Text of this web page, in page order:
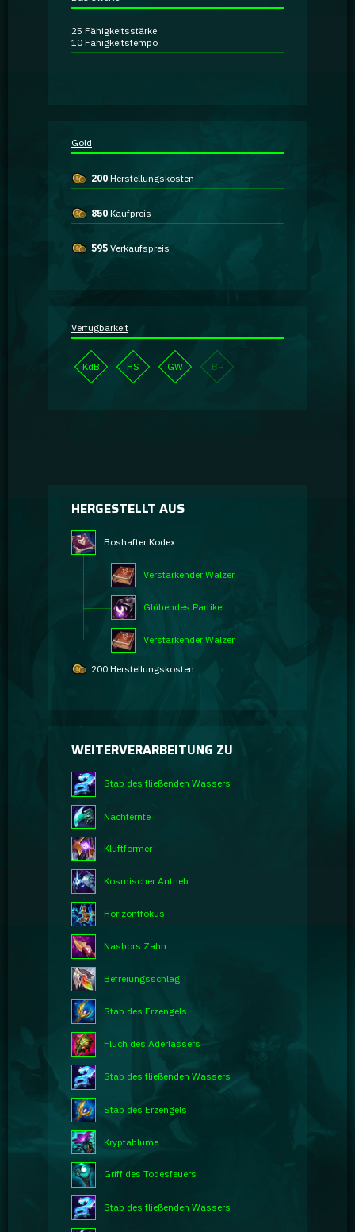
25 Fähigkeitsstärke
10 Fähigkeitstempo
Gold
200 Herstellungskosten
850 Kaufpreis
595 Verkaufspreis
Verfügbarkeit
KdB HS GW BP
HERGESTELLT AUS
Boshafter Kodex
Verstärkender Wälzer
Glühendes Partikel
Verstärkender Wälzer
200 Herstellungskosten
WEITERVERARBEITUNG ZU
Stab des fließenden Wassers
Nachternte
Kluftformer
Kosmischer Antrieb
Horizontfokus
Nashors Zahn
Befreiungsschlag
Stab des Erzengels
Fluch des Aderlassers
Stab des fließenden Wassers
Stab des Erzengels
Kryptablume
Griff des Todesfeuers
Stab des fließenden Wassers